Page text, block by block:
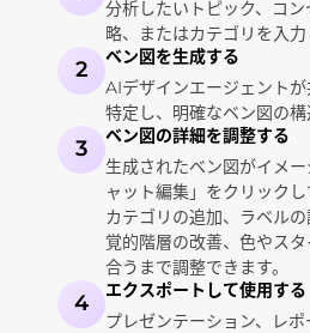
分析したいトピック、コ
略、またはカテゴリを入力
2
ベン図を生成する
AIデザインエージェント
特定し、明確なベン図の構
3
ベン図の詳細を調整する
生成されたベン図がイメ
ャット編集」をクリック
カテゴリの追加、ラベル
覚的階層の改善、色やス
合うまで調整できます。
4
エクスポートして使用する
プレゼンテーション、レ